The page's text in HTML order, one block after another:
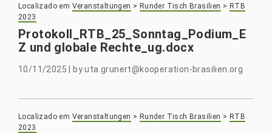
Localizado em Veranstaltungen > Runder Tisch Brasilien > RTB
2023
Protokoll_RTB_25_Sonntag_Podium_E
Z und globale Rechte_ug.docx
10/11/2025 byuta.grunert@kooperation-brasilien.org
Localizado em Veranstaltungen > Runder Tisch Brasilien > RTB
2023